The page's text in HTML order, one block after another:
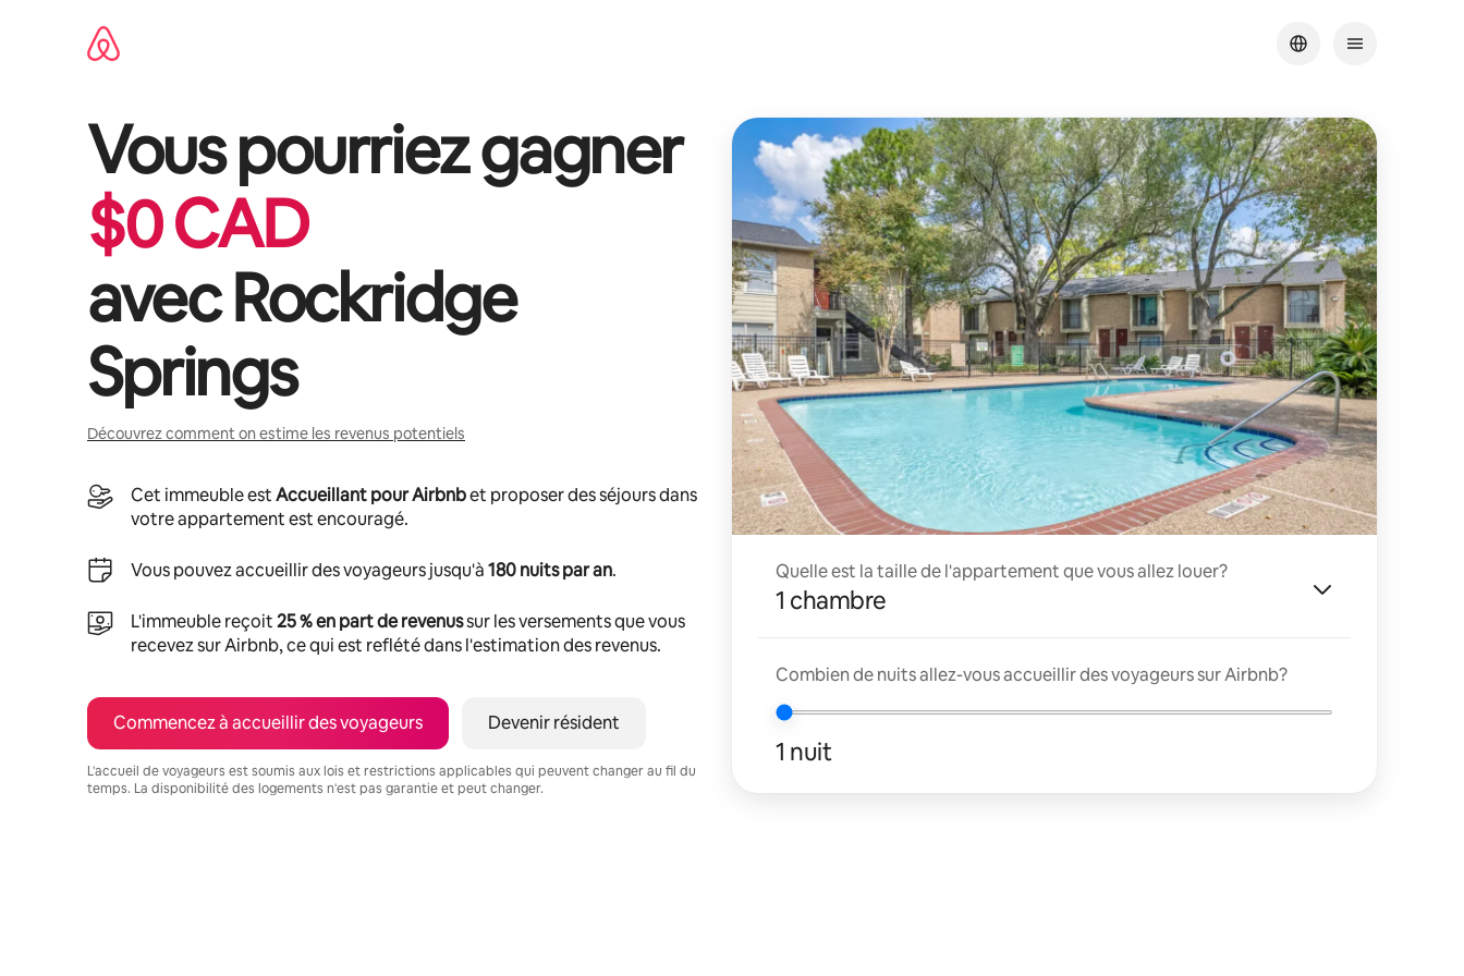
Vous pourriez gagner
$0CAD
avecRockridge
Springs
Découvrez comment on estime les revenus potentiels
Cet immeuble estAccueillant pour Airbnbet proposer des séjours dans
votre appartement est encouragé.
Vous pouvez accueillir des voyageurs jusqu'à180 nuits par an.
L'immeuble reçoit25 % en part de revenussur les versements que vous
recevez sur Airbnb, ce qui est reflété dans l'estimation des revenus.
Commencez à accueillir des voyageurs Devenir résident
L'accueil de voyageurs est soumis aux lois et restrictions applicables qui peuvent changer au fil du
temps. La disponibilité des logements n'est pas garantie et peut changer.
Quelle est la taille de l'appartement que vous allez louer?
1 chambre
Combien de nuits allez-vous accueillir des voyageurs sur Airbnb?
1 nuit